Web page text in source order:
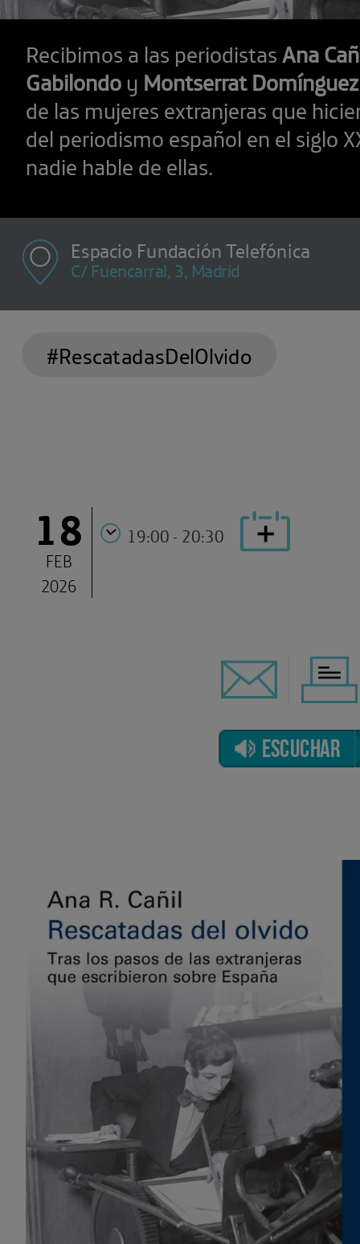
Recibimos a las periodistasAna
Gabilondoy Montserrat Domínguez
de las mujeres extranjeras que
del periodismo español en el siglo
nadie hable de ellas.
Espacio Fundación Telefónica
C/ Fuencarral, 3, Madrid
#RescatadasDelOlvido
18
FEB
2026
19:00 - 20:30
ESCUCHAR